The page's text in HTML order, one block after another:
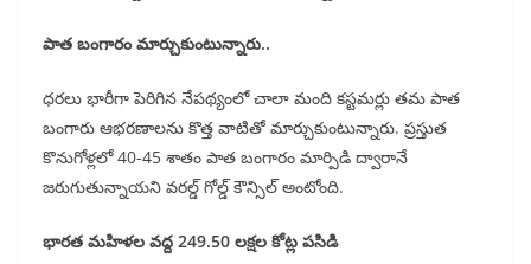
పాత బంగారం మార్చుకుంటున్నారు..
ధరలు భారీగా పెరిగిన నేపథ్యంలో చాలా మంది కస్టమర్లు తమ పాత
బంగారు ఆభరణాలను కొత్త వాటితో మార్చుకుంటున్నారు. ప్రస్తుత
కొనుగోళ్లలో 40-45 శాతం పాత బంగారం మార్పిడి ద్వారానే
జరుగుతున్నాయని వరల్డ్‌ గోల్డ్‌ కౌన్సిల్‌ అంటోంది.
భారత మహిళల వద్ద 249.50 లక్షల కోట్ల పసిడి